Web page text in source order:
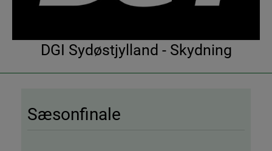
DGI Sydøstjylland - Skydning
Sæsonfinale